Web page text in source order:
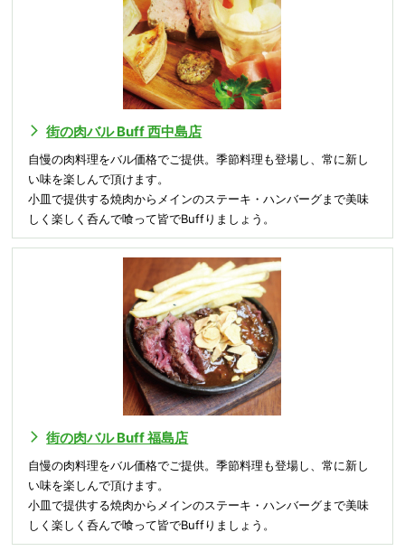
街の肉バル Buff 西中島店
自慢の肉料理をバル価格でご提供。季節料理も登場し、常に新し
い味を楽しんで頂けます。
小皿で提供する焼肉からメインのステーキ・ハンバーグまで美味
しく楽しく呑んで喰って皆でBuffりましょう。
街の肉バル Buff 福島店
自慢の肉料理をバル価格でご提供。季節料理も登場し、常に新し
い味を楽しんで頂けます。
小皿で提供する焼肉からメインのステーキ・ハンバーグまで美味
しく楽しく呑んで喰って皆でBuffりましょう。